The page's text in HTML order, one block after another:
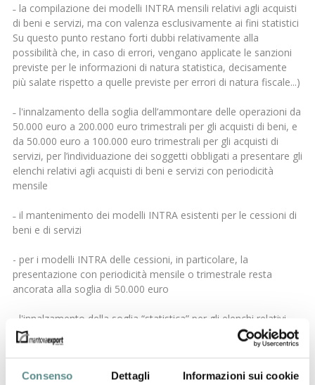
Consenso Dettagli Informazioni sui cookie
˗ la compilazione dei modelli INTRA mensili relativi agli acquisti
di beni e servizi, ma con valenza esclusivamente ai fini statistici
Su questo punto restano forti dubbi relativamente alla
possibilità che, in caso di errori, vengano applicate le sanzioni
previste per le informazioni di natura statistica, decisamente
più salate rispetto a quelle previste per errori di natura fiscale...)
˗ l'innalzamento della soglia dell’ammontare delle operazioni da
50.000 euro a 200.000 euro trimestrali per gli acquisti di beni, e
da 50.000 euro a 100.000 euro trimestrali per gli acquisti di
servizi, per l’individuazione dei soggetti obbligati a presentare gli
elenchi relativi agli acquisti di beni e servizi con periodicità
mensile
˗ il mantenimento dei modelli INTRA esistenti per le cessioni di
beni e di servizi
- per i modelli INTRA delle cessioni, in particolare, la
presentazione con periodicità mensile o trimestrale resta
ancorata alla soglia di 50.000 euro
˗ l'innalzamento della soglia “statistica” per gli elenchi relativi
alle cessioni di beni. In particolare, la compilazione dei dati
statistici negli elenchi mensili relativi alle cessioni di beni è
opzionale per i soggetti che non superano i 100.000 euro di
operazioni trimestrali